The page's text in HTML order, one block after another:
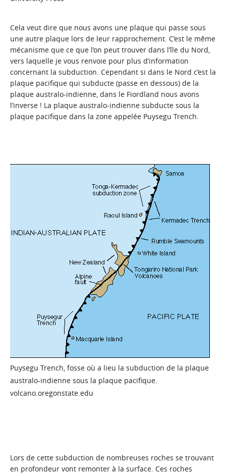
Cela veut dire que nous avons une plaque qui passe sous
une autre plaque lors de leur rapprochement. C’est le même
mécanisme que ce que l’on peut trouver dans l’île du Nord,
vers laquelle je vous renvoie pour plus d’information
concernant la subduction . Cependant si dans le Nord c’est la
plaque pacifique qui subducte (passe en dessous) de la
plaque australo-indienne, dans le Fiordland nous avons
l’inverse ! La plaque australo-indienne subducte sous la
plaque pacifique dans la zone appelée Puysegu Trench.
Puysegu Trench, fosse où a lieu la subduction de la plaque
australo-indienne sous la plaque pacifique.
volcano.oregonstate.edu
Lors de cette subduction de nombreuses roches se trouvant
en profondeur vont remonter à la surface. Ces roches